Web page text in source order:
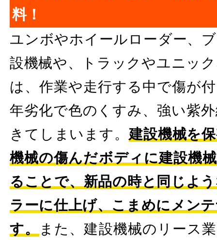
料！
ユンボやホイールローダー、
設機械や、トラックやユニッ
は、作業や走行する中で傷が
年劣化で色のくすみ、強い紫
きてしまいます。 建設機械を
機械の傷んだボディに建設機
ることで、新品の時と同じよ
ラーに仕上げ、こまめにメン
す。
また、建設機械のリース